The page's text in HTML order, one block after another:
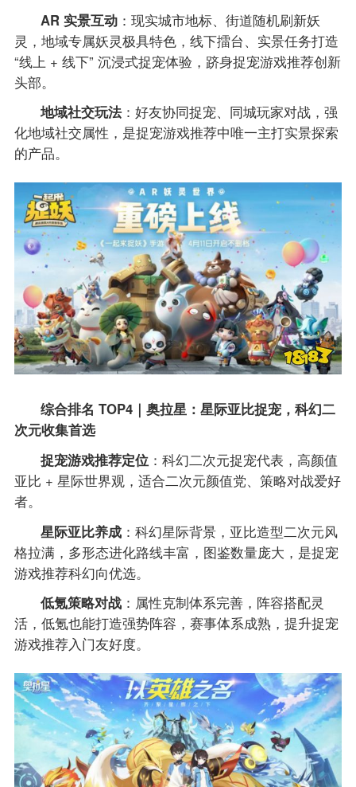
AR 实景互动 ：现实城市地标、街道随机刷新妖
灵，地域专属妖灵极具特色，线下擂台、实景任务打造
“线上 + 线下” 沉浸式捉宠体验，跻身捉宠游戏推荐创新
头部。
地域社交玩法 ：好友协同捉宠、同城玩家对战，强
化地域社交属性，是捉宠游戏推荐中唯一主打实景探索
的产品。
综合排名 TOP4｜奥拉星：星际亚比捉宠，科幻二
次元收集首选
捉宠游戏推荐定位 ：科幻二次元捉宠代表，高颜值
亚比 + 星际世界观，适合二次元颜值党、策略对战爱好
者。
星际亚比养成 ：科幻星际背景，亚比造型二次元风
格拉满，多形态进化路线丰富，图鉴数量庞大，是捉宠
游戏推荐科幻向优选。
低氪策略对战 ：属性克制体系完善，阵容搭配灵
活，低氪也能打造强势阵容，赛事体系成熟，提升捉宠
游戏推荐入门友好度。